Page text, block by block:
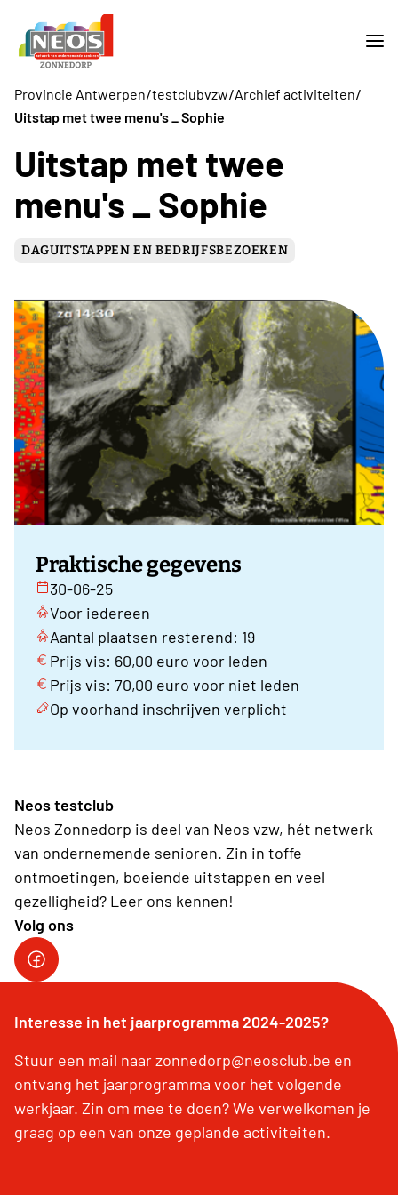
Provincie Antwerpen/testclubvzw/Archief activiteiten/
Uitstap met twee menu's _ Sophie
Uitstap met twee
menu's _ Sophie
DAGUITSTAPPEN EN BEDRIJFSBEZOEKEN
Praktische gegevens
30-06-25
Voor iedereen
Aantal plaatsen resterend: 19
Prijs vis: 60,00 euro voor leden
Prijs vis: 70,00 euro voor niet leden
Op voorhand inschrijven verplicht
Neos testclub
Neos Zonnedorp is deel van Neos vzw, hét netwerk
van ondernemende senioren. Zin in toffe
ontmoetingen, boeiende uitstappen en veel
gezelligheid? Leer ons kennen!
Volg ons
Interesse in het jaarprogramma 2024-2025?
Stuur een mail naar zonnedorp@neosclub.be en
ontvang het jaarprogramma voor het volgende
werkjaar. Zin om mee te doen? We verwelkomen je
graag op een van onze geplande activiteiten.